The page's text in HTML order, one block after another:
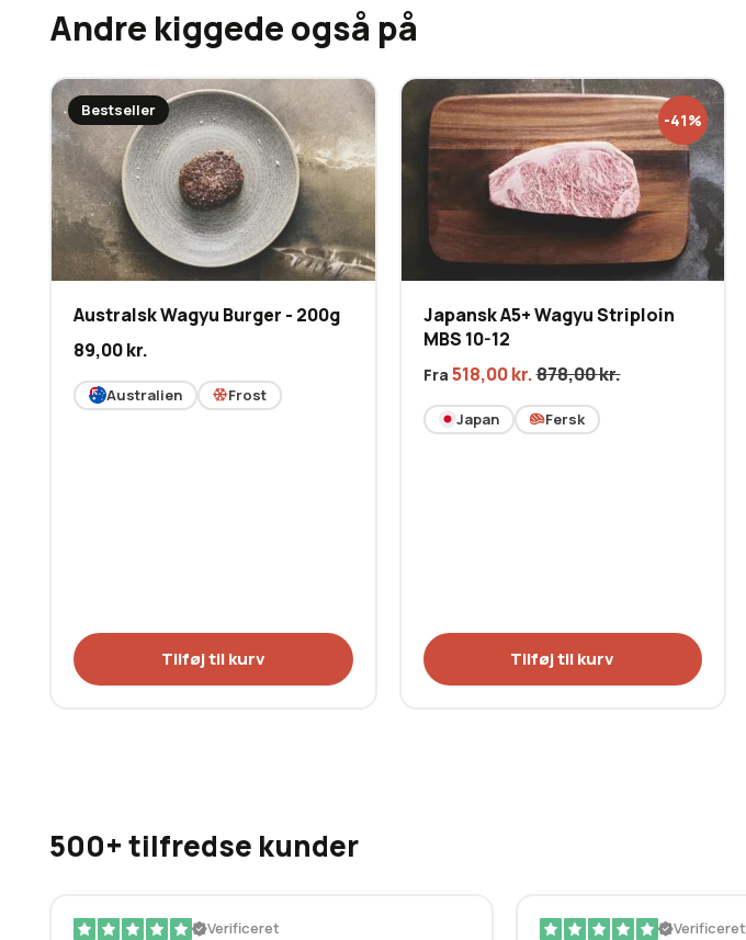
Andre kiggede også på
Bestseller
Australsk Wagyu Burger - 200g
89,00kr.
Australien Frost
Tilføj til kurv
-41%
Japansk A5+ Wagyu Striploin
MBS 10-12
Fra 518,00kr.878,00kr.
Japan Fersk
Tilføj til kurv
500+ tilfredse kunder
Verificeret Verificeret